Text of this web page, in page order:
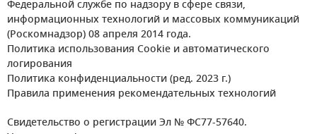
Федеральной службе по надзору в сфере связи,
информационных технологий и массовых коммуникаций
(Роскомнадзор) 08 апреля 2014 года.
Политика использования Cookie и автоматического
логирования
Политика конфиденциальности (ред. 2023 г.)
Правила применения рекомендательных технологий
Свидетельство о регистрации Эл № ФС77-57640.